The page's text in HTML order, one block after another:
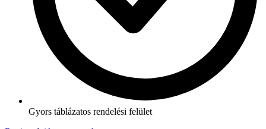
Gyors táblázatos rendelési felület